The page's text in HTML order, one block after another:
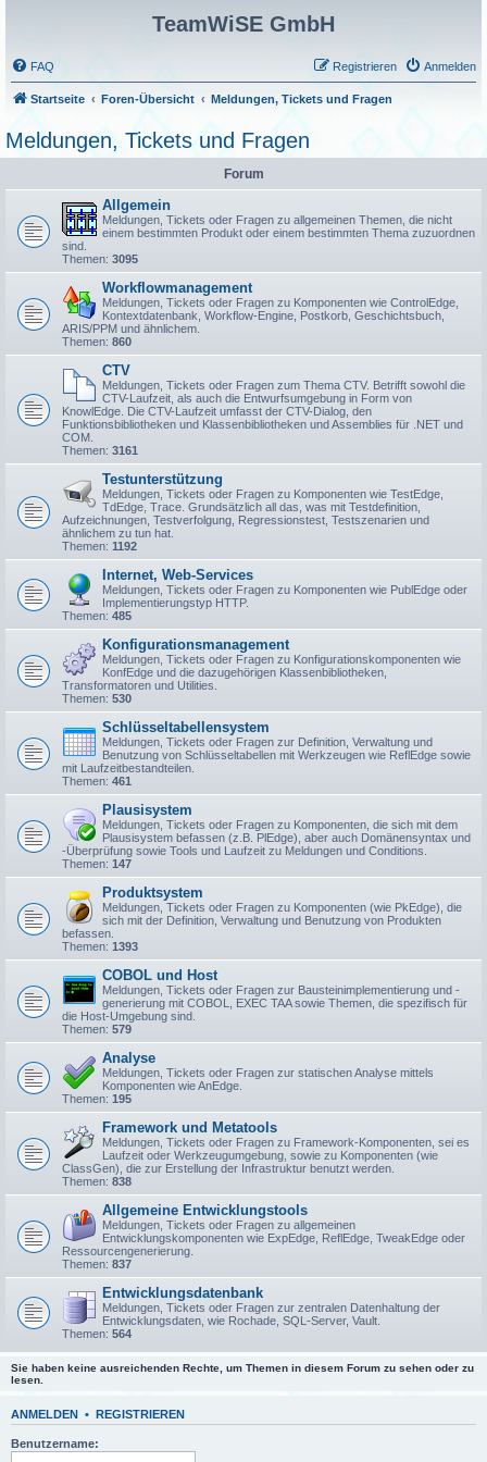
TeamWiSE GmbH
FAQ Anmelden
Registrieren
Startseite Foren-Übersicht Meldungen, Tickets und Fragen
Meldungen, Tickets und Fragen
Forum
Allgemein
Meldungen, Tickets oder Fragen zu allgemeinen Themen, die nicht
einem bestimmten Produkt oder einem bestimmten Thema zuzuordnen
sind.
Themen: 3095
Workflowmanagement
Meldungen, Tickets oder Fragen zu Komponenten wie ControlEdge,
Kontextdatenbank, Workflow-Engine, Postkorb, Geschichtsbuch,
ARIS/PPM und ähnlichem.
Themen: 860
CTV
Meldungen, Tickets oder Fragen zum Thema CTV. Betrifft sowohl die
CTV-Laufzeit, als auch die Entwurfsumgebung in Form von
KnowlEdge. Die CTV-Laufzeit umfasst der CTV-Dialog, den
Funktionsbibliotheken und Klassenbibliotheken und Assemblies für .NET und
COM.
Themen: 3161
Testunterstützung
Meldungen, Tickets oder Fragen zu Komponenten wie TestEdge,
TdEdge, Trace. Grundsätzlich all das, was mit Testdefinition,
Aufzeichnungen, Testverfolgung, Regressionstest, Testszenarien und
ähnlichem zu tun hat.
Themen: 1192
Internet, Web-Services
Meldungen, Tickets oder Fragen zu Komponenten wie PublEdge oder
Implementierungstyp HTTP.
Themen: 485
Konfigurationsmanagement
Meldungen, Tickets oder Fragen zu Konfigurationskomponenten wie
KonfEdge und die dazugehörigen Klassenbibliotheken,
Transformatoren und Utilities.
Themen: 530
Schlüsseltabellensystem
Meldungen, Tickets oder Fragen zur Definition, Verwaltung und
Benutzung von Schlüsseltabellen mit Werkzeugen wie ReflEdge sowie
mit Laufzeitbestandteilen.
Themen: 461
Plausisystem
Meldungen, Tickets oder Fragen zu Komponenten, die sich mit dem
Plausisystem befassen (z.B. PlEdge), aber auch Domänensyntax und
-Überprüfung sowie Tools und Laufzeit zu Meldungen und Conditions.
Themen: 147
Produktsystem
Meldungen, Tickets oder Fragen zu Komponenten (wie PkEdge), die
sich mit der Definition, Verwaltung und Benutzung von Produkten
befassen.
Themen: 1393
COBOL und Host
Meldungen, Tickets oder Fragen zur Bausteinimplementierung und -
generierung mit COBOL, EXEC TAA sowie Themen, die spezifisch für
die Host-Umgebung sind.
Themen: 579
Analyse
Meldungen, Tickets oder Fragen zur statischen Analyse mittels
Komponenten wie AnEdge.
Themen: 195
Framework und Metatools
Meldungen, Tickets oder Fragen zu Framework-Komponenten, sei es
Laufzeit oder Werkzeugumgebung, sowie zu Komponenten (wie
ClassGen), die zur Erstellung der Infrastruktur benutzt werden.
Themen: 838
Allgemeine Entwicklungstools
Meldungen, Tickets oder Fragen zu allgemeinen
Entwicklungskomponenten wie ExpEdge, ReflEdge, TweakEdge oder
Ressourcengenerierung.
Themen: 837
Entwicklungsdatenbank
Meldungen, Tickets oder Fragen zur zentralen Datenhaltung der
Entwicklungsdaten, wie Rochade, SQL-Server, Vault.
Themen: 564
Sie haben keine ausreichenden Rechte, um Themen in diesem Forum zu sehen oder zu
lesen.
ANMELDEN • REGISTRIEREN
Benutzername: